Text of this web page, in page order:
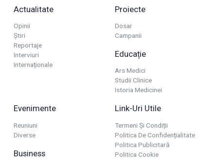
Actualitate
Opinii
Știri
Reportaje
Interviuri
Internaționale
Proiecte
Dosar
Campanii
Educație
Ars Medici
Studii Clinice
Istoria Medicinei
Evenimente
Reuniuni
Diverse
Business
Link-Uri Utile
Termeni Și Condiții
Politica De Confidențialitate
Politica Publicitară
Politica Cookie